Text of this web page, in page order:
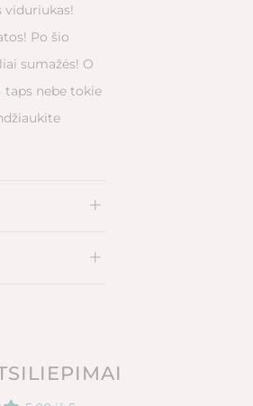
viduriukas!
Po šio
sumažės! O
nebe tokie